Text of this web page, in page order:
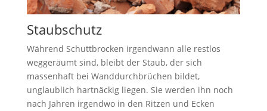
Staubschutz
Während Schuttbrocken irgendwann alle restlos
weggeräumt sind, bleibt der Staub, der sich
massenhaft bei Wanddurchbrüchen bildet,
unglaublich hartnäckig liegen. Sie werden ihn noch
nach Jahren irgendwo in den Ritzen und Ecken